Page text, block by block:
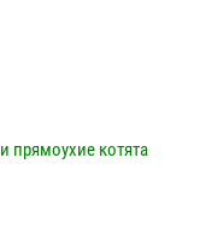
прямоухие котята